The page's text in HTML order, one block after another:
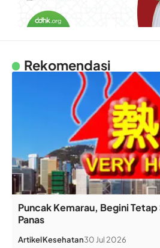
Rekomendasi
Puncak Kemarau, Begini
Panas
ArtikelKesehatan30 Jul 2026